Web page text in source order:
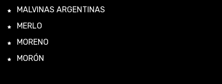
MALVINAS ARGENTINAS
MERLO
MORENO
MORÓN